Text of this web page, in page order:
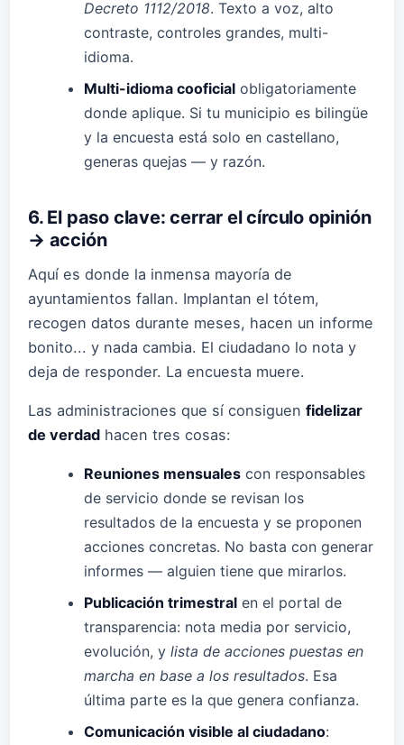
Decreto 1112/2018. Texto a voz, alto
contraste, controles grandes, multi-
idioma.
Multi-idioma cooficial obligatoriamente
donde aplique. Si tu municipio es bilingüe
y la encuesta está solo en castellano,
generas quejas — y razón.
6. El paso clave: cerrar el círculo opinión
→ acción
Aquí es donde la inmensa mayoría de
ayuntamientos fallan. Implantan el tótem,
recogen datos durante meses, hacen un informe
bonito... y nada cambia. El ciudadano lo nota y
deja de responder. La encuesta muere.
Las administraciones que sí consiguen fidelizar
de verdad hacen tres cosas:
Reuniones mensuales con responsables
de servicio donde se revisan los
resultados de la encuesta y se proponen
acciones concretas. No basta con generar
informes — alguien tiene que mirarlos.
Publicación trimestral en el portal de
transparencia: nota media por servicio,
evolución, y lista de acciones puestas en
marcha en base a los resultados. Esa
última parte es la que genera confianza.
Comunicación visible al ciudadano: